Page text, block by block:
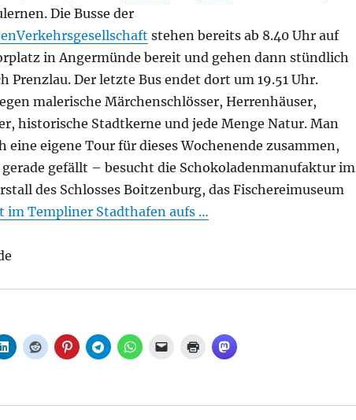
Die Busse der
stehen bereits ab 8.40 Uhr auf
in Angermünde bereit und gehen dann stündlich
Prenzlau. Der letzte Bus endet dort um 19.51 Uhr.
malerische Märchenschlösser, Herrenhäuser,
historische Stadtkerne und jede Menge Natur. Man
eine eigene Tour für dieses Wochenende zusammen,
gerade gefällt – besucht die Schokoladenmanufaktur im
des Schlosses Boitzenburg, das Fischereimuseum
im Templiner Stadthafen aufs …